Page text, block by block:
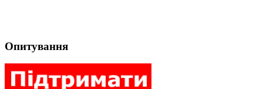
Опитування